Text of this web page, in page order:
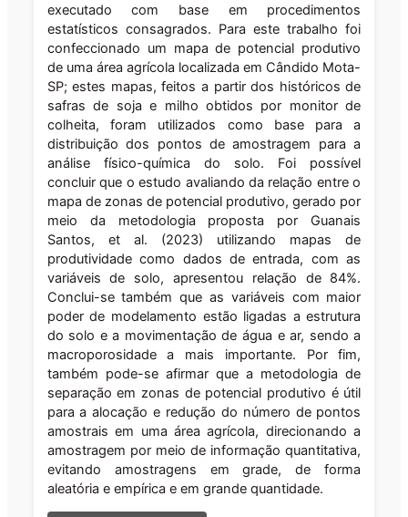
executado com base em procedimentos
estatísticos consagrados. Para este trabalho foi
confeccionado um mapa de potencial produtivo
de uma área agrícola localizada em Cândido Mota-
SP; estes mapas, feitos a partir dos históricos de
safras de soja e milho obtidos por monitor de
colheita, foram utilizados como base para a
distribuição dos pontos de amostragem para a
análise físico-química do solo. Foi possível
concluir que o estudo avaliando da relação entre o
mapa de zonas de potencial produtivo, gerado por
meio da metodologia proposta por Guanais
Santos, et al. (2023) utilizando mapas de
produtividade como dados de entrada, com as
variáveis de solo, apresentou relação de 84%.
Conclui-se também que as variáveis com maior
poder de modelamento estão ligadas a estrutura
do solo e a movimentação de água e ar, sendo a
macroporosidade a mais importante. Por fim,
também pode-se afirmar que a metodologia de
separação em zonas de potencial produtivo é útil
para a alocação e redução do número de pontos
amostrais em uma área agrícola, direcionando a
amostragem por meio de informação quantitativa,
evitando amostragens em grade, de forma
aleatória e empírica e em grande quantidade.